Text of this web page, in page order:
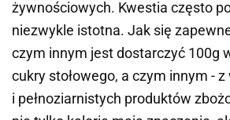
żywnościowych. Kwestia często
niezwykle istotna. Jak się
czym innym jest dostarczyć 100g
cukry stołowego, a czym innym -
i pełnoziarnistych produktów